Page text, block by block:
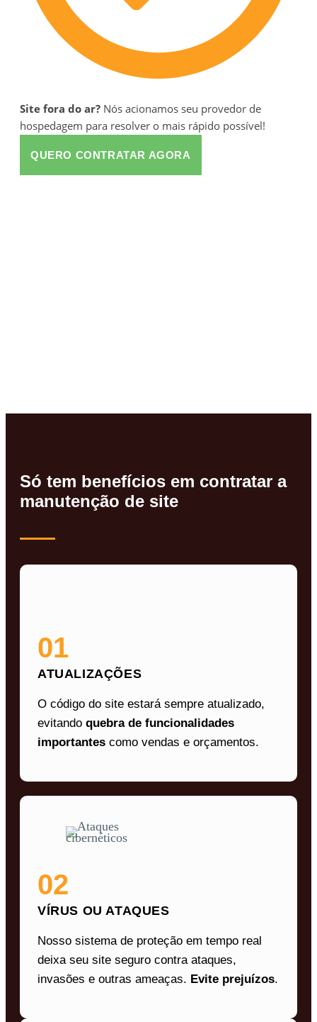
Site fora do ar? Nós acionamos seu provedor de
hospedagem para resolver o mais rápido possível!
QUERO CONTRATAR AGORA
Só tem benefícios em contratar a
manutenção de site
01
ATUALIZAÇÕES
O código do site estará sempre atualizado,
evitando quebra de funcionalidades
importantes como vendas e orçamentos.
02
VÍRUS OU ATAQUES
Nosso sistema de proteção em tempo real
deixa seu site seguro contra ataques,
invasões e outras ameaças. Evite prejuízos.